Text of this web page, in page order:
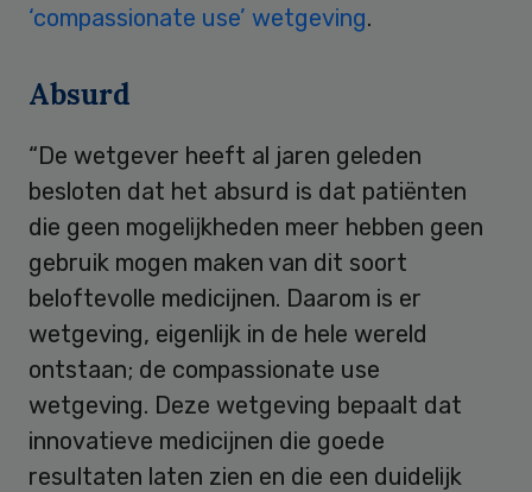
‘compassionate use’ wetgeving.
Absurd
“De wetgever heeft al jaren geleden
besloten dat het absurd is dat patiënten
die geen mogelijkheden meer hebben geen
gebruik mogen maken van dit soort
beloftevolle medicijnen. Daarom is er
wetgeving, eigenlijk in de hele wereld
ontstaan; de compassionate use
wetgeving. Deze wetgeving bepaalt dat
innovatieve medicijnen die goede
resultaten laten zien en die een duidelijk